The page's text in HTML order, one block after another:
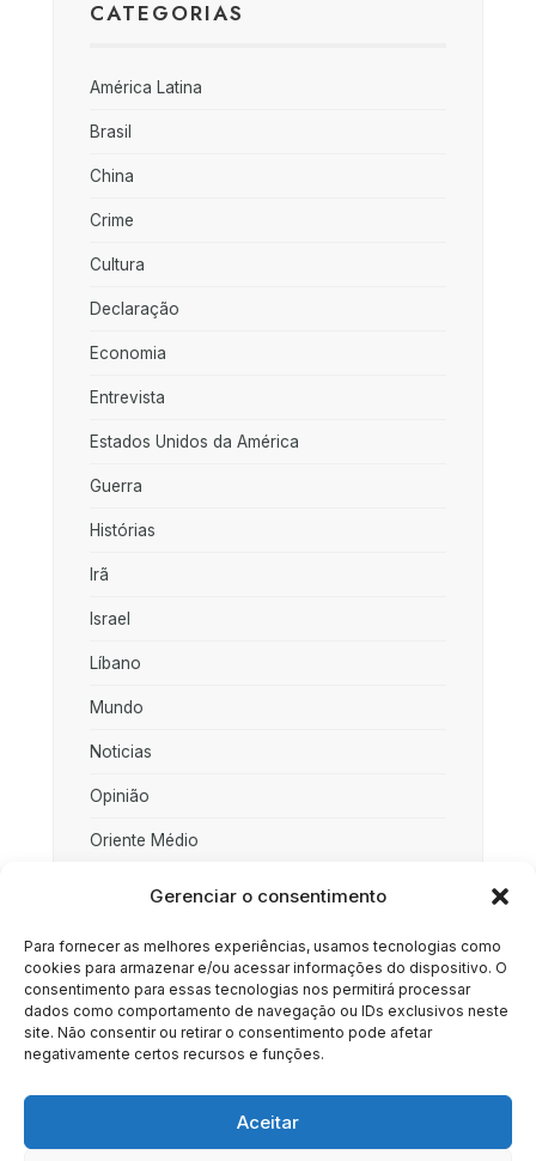
Gerenciar o consentimento
Para fornecer as melhores experiências, usamos tecnologias como
cookies para armazenar e/ou acessar informações do dispositivo. O
consentimento para essas tecnologias nos permitirá processar
dados como comportamento de navegação ou IDs exclusivos neste
site. Não consentir ou retirar o consentimento pode afetar
negativamente certos recursos e funções.
Aceitar
CATEGORIAS
América Latina
Brasil
China
Crime
Cultura
Declaração
Economia
Entrevista
Estados Unidos da América
Guerra
Histórias
Irã
Israel
Líbano
Mundo
Noticias
Opinião
Oriente Médio
Rússia
Sociedade
Uncategorized